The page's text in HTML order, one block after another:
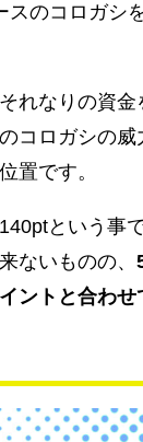
スのコロガシ
れなりの資金
コロガシの
置です。
という事
ないものの、
ントと合わせ